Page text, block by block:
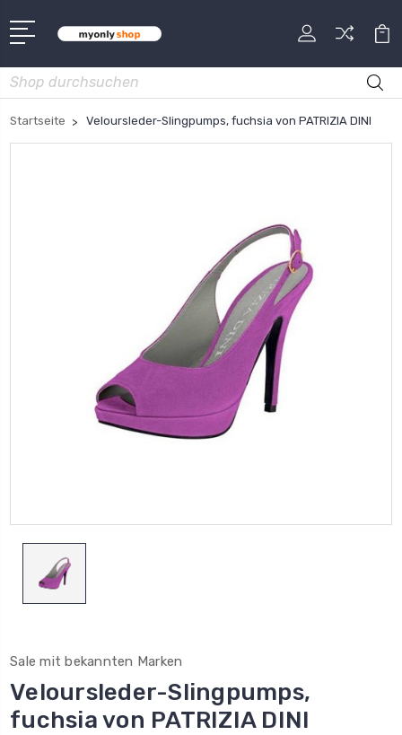
Suche
Startseite Veloursleder-Slingpumps, fuchsia von PATRIZIA DINI
Sale mit bekannten Marken
Veloursleder-Slingpumps,
fuchsia von PATRIZIA DINI